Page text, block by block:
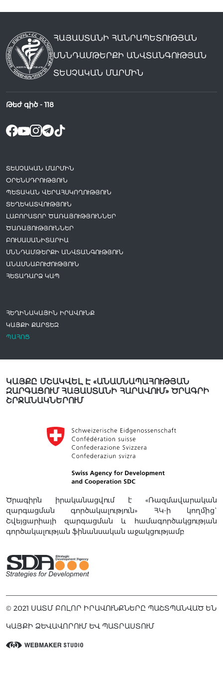
ՀԱՅԱՍՏԱՆԻ ՀԱՆՐԱՊԵՏՈՒԹՅԱՆ
ՍՆՆԴԱՄԹԵՐՔԻ ԱՆՎՏԱՆԳՈՒԹՅԱՆ
ՏԵՍՉԱԿԱՆ ՄԱՐՄԻՆ
Թեժ գիծ - 118
ՏԵՍՉԱԿԱՆ ՄԱՐՄԻՆ
ՕՐԵՆՍԴՐՈՒԹՅՈՒՆ
ՊԵՏԱԿԱՆ ՎԵՐԱՀՍԿՈՂՈՒԹՅՈՒՆ
ՏԵՂԵԿԱՏՎՈՒԹՅՈՒՆ
ԼԱԲՈՐԱՏՈՐ ԾԱՌԱՅՈՒԹՅՈՒՆՆԵՐ
ԾԱՌԱՅՈՒԹՅՈՒՆՆԵՐ
ԲՈՒՍԱՍԱՆԻՏԱՐԻԱ
ՍՆՆԴԱՄԹԵՐՔԻ ԱՆՎՏԱՆԳՈՒԹՅՈՒՆ
ԱՆԱՍՆԱԲՈՒԺՈՒԹՅՈՒՆ
ՀԵՏԱԴԱՐՁ ԿԱՊ
ՀԵՂԻՆԱԿԱՅԻՆ ԻՐԱՎՈՒՆՔ
ԿԱՅՔԻ ՔԱՐՏԵԶ
ՊԱՀՈՑ
ԿԱՅՔԸ ՄՇԱԿՎԵԼ Է «ԱՆԱՍՆԱՊԱՀՈՒԹՅԱՆ
ԶԱՐԳԱՑՈՒՄ ՀԱՅԱՍՏԱՆԻ ՀԱՐԱՎՈՒՄ» ԾՐԱԳՐԻ
ՇՐՋԱՆԱԿՆԵՐՈՒՄ
Ծրագիրն իրականացվում է «Ռազմավարական
զարգացման գործակալություն» ՀԿ-ի կողմից`
Շվեյցարիայի զարգացման և համագործակցության
գործակալության ֆինանսական աջակցությամբ
© 2021 ՍԱՏՄ ԲՈԼՈՐ ԻՐԱՎՈՒՆՔՆԵՐԸ ՊԱՇՏՊԱՆՎԱԾ ԵՆ
ԿԱՅՔԻ ՁԵՎԱՎՈՐՈՒՄ ԵՎ ՊԱՏՐԱՍՏՈՒՄ